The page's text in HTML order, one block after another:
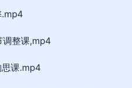
.mp4
调整课,mp4
思课.mp4